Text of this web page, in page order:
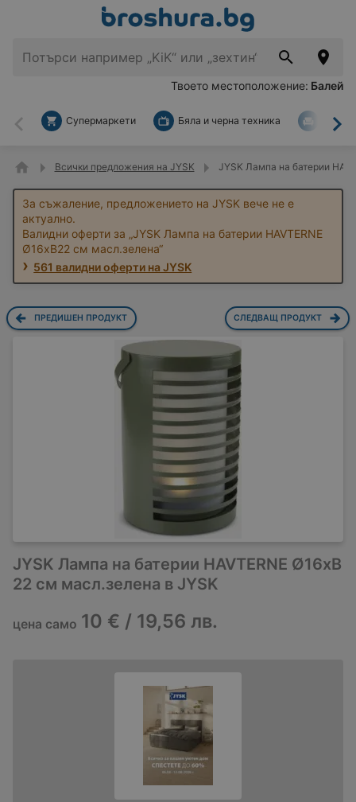
Твоето местоположение: Балей
Назад
Супермаркети Бяла и черна техника За
Всички предложения на JYSK JYSK Лампа на батерии
За съжаление, предложението на JYSK вече не е
актуално.
Валидни оферти за „JYSK Лампа на батерии HAVTERNE
Ø16xВ22 см масл.зелена“
561 валидни оферти на JYSK
ПРЕДИШЕН ПРОДУКТ СЛЕДВАЩ ПРОДУКТ
JYSK Лампа на батерии HAVTERNE Ø16xВ
22 см масл.зелена в JYSK
цена само 10 € / 19,56 лв.